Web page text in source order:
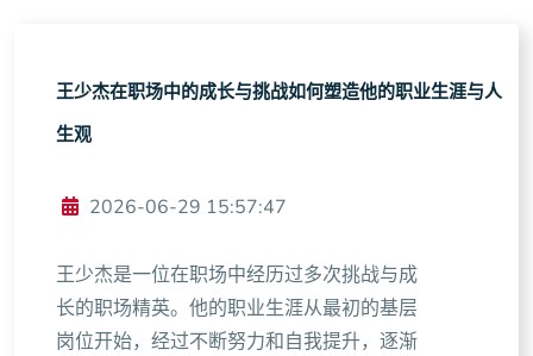
王少杰在职场中的成长与挑战如何塑造他的职业生涯与人
生观
2026-06-29 15:57:47
王少杰是一位在职场中经历过多次挑战与成
长的职场精英。他的职业生涯从最初的基层
岗位开始，经过不断努力和自我提升，逐渐